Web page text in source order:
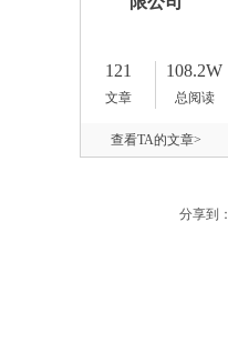
121
文章
108.2W
总阅读
查看TA的文章>
分享到：